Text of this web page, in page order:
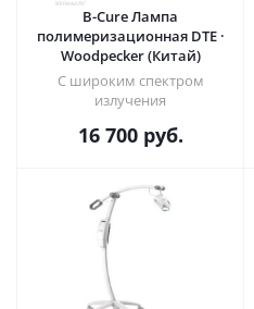
B-Cure Лампа
полимеризационная DTE ·
Woodpecker (Китай)
С широким спектром
излучения
16 700руб.